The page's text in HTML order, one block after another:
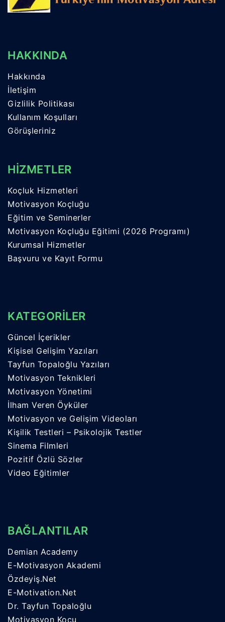
HAKKINDA
Hakkında
İletişim
Gizlilik Politikası
Kullanım Koşulları
Görüşleriniz
HİZMETLER
Koçluk Hizmetleri
Motivasyon Koçluğu
Eğitim ve Seminerler
Motivasyon Koçluğu Eğitimi (2026 Programı)
Kurumsal Hizmetler
Başvuru ve Kayıt Formu
KATEGORİLER
Güncel İçerikler
Kişisel Gelişim Yazıları
Tayfun Topaloğlu Yazıları
Motivasyon Teknikleri
Motivasyon Yönetimi
İlham Veren Öyküler
Motivasyon ve Gelişim Videoları
Kişilik Testleri – Psikolojik Testler
Sinema Filmleri
Pozitif Özlü Sözler
Video Eğitimler
BAĞLANTILAR
Demian Academy
E-Motivasyon Akademi
Özdeyiş.Net
E-Motivation.Net
Dr. Tayfun Topaloğlu
Motivasyon Koçu